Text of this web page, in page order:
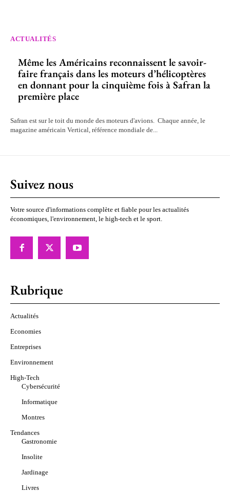
ACTUALITÉS
Même les Américains reconnaissent le savoir-
faire français dans les moteurs d’hélicoptères
en donnant pour la cinquième fois à Safran la
première place
Safran est sur le toit du monde des moteurs d'avions. Chaque année, le
magazine américain Vertical, référence mondiale de...
Suivez nous
Votre source d'informations complète et fiable pour les actualités
économiques, l'environnement, le high-tech et le sport.
Rubrique
Actualités
Economies
Entreprises
Environnement
High-Tech
Cybersécurité
Informatique
Montres
Tendances
Gastronomie
Insolite
Jardinage
Livres